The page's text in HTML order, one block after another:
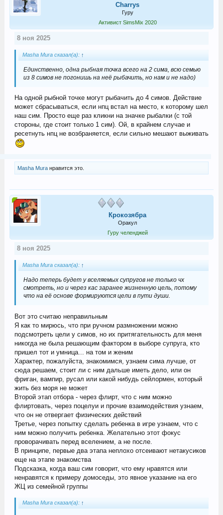
Charrys
Гуру
Активист SimsMix 2020
8 ноя 2025
Masha Mura сказал(а): ↑
Единственно, одна рыбная точка всего на 2 сима, всю семью
из 8 симов не погонишь на неё рыбачить, но нам и не надо)
На одной рыбной точке могут рыбачить до 4 симов. Действие
может сбрасываться, если нпц встал на место, к которому шел
наш сим. Просто еще раз кликни на значке рыбалки (с той
стороны, где стоит только 1 сим). Ой, в крайнем случае и
ресетнуть нпц не возбраняется, если сильно мешают выживать
Masha Muraнравится это.
Крокозябра
Оракул
Гуру челенджей
8 ноя 2025
Masha Mura сказал(а): ↑
Надо теперь будет у вселяемых супругов не только чх
смотреть, но и через кас заранее жизненную цель, потому
что на её основе формируются цели в пути души.
Вот это считаю неправильным
Я как то мирюсь, что при ручном размножении можно
подсмотреть цели у симов, но их притягательность для меня
никогда не была решающим фактором в выборе супруга, кто
пришел тот и умница... на том и женим
Характер, пожалуйста, знакомимся, узнаем сима лучше, от
сюда решаем, стоит ли с ним дальше иметь дело, или он
фриган, вампир, русал или какой нибудь сейлормен, который
жить без моря не может
Второй этап отбора - через флирт, что с ним можно
флиртовать, через поцелуи и прочие взаимодействия узнаем,
что он не отвергает физических действий
Третье, через попытку сделать ребенка в игре узнаем, что с
ним можно получить ребенка. Желательно этот фокус
проворачивать перед вселением, а не после.
В принципе, первые два этапа неплохо отсеивают нетакусиков
еще на этапе знакомства
Подсказка, когда ваш сим говорит, что ему нравятся или
ненравятся к примеру домоседы, это явное указание на его
ЖЦ из семейной группы
Masha Mura сказал(а): ↑